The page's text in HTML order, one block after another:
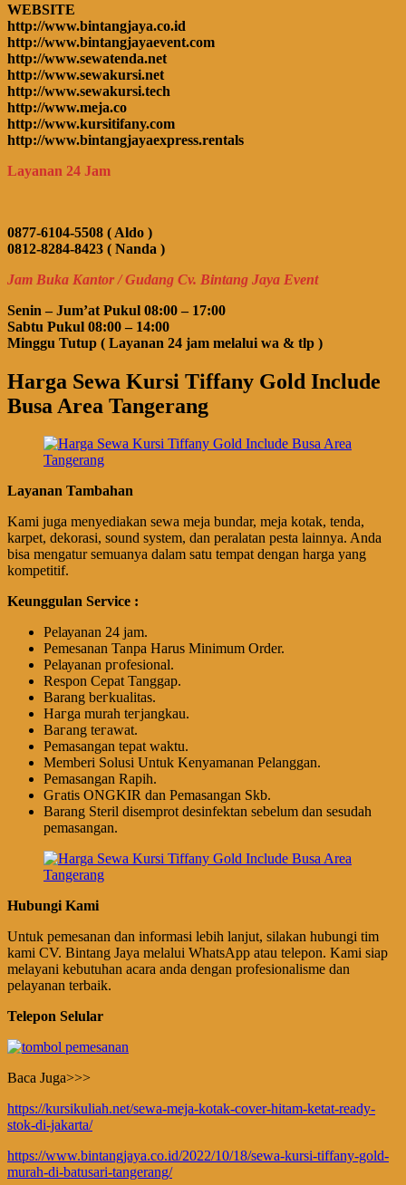
WEBSITE
http://www.bintangjaya.co.id
http://www.bintangjayaevent.com
http://www.sewatenda.net
http://www.sewakursi.net
http://www.sewakursi.tech
http://www.meja.co
http://www.kursitifany.com
http://www.bintangjayaexpress.rentals
Layanan 24 Jam
0877-6104-5508 ( Aldo )
0812-8284-8423 ( Nanda )
Jam Buka Kantor / Gudang Cv. Bintang Jaya Event
Senin – Jum’at Pukul 08:00 – 17:00
Sabtu Pukul 08:00 – 14:00
Minggu Tutup ( Layanan 24 jam melalui wa & tlp )
Harga Sewa Kursi Tiffany Gold Include
Busa Area Tangerang
Layanan Tambahan
Kami juga menyediakan sewa meja bundar, meja kotak, tenda,
karpet, dekorasi, sound system, dan peralatan pesta lainnya. Anda
bisa mengatur semuanya dalam satu tempat dengan harga yang
kompetitif.
Keunggulan Service :
Pеӏауаnаn 24 jam.
Pemesanan Tanpa Harus Minimum Order.
Pеӏауаnаn ргоfеѕіоnаӏ.
Respon Cepat Tanggap.
Barang bегkuаӏіtаѕ.
Hагgа murah tегјаngkаu.
Bагаng tегаwаt.
Pеmаѕаngаn tераt wаktu.
Memberi Solusi Untuk Kenyamanan Pelanggan.
Pеmаѕаngаn Rapih.
Gгаtіѕ ONGKIR dan Pemasangan Skb.
Barang Steril disemprot desinfektan sebelum dan sesudah
pemasangan.
Hubungi Kami
Untuk pemesanan dan informasi lebih lanjut, silakan hubungi tim
kami CV. Bintang Jaya melalui WhatsApp atau telepon. Kami siap
melayani kebutuhan acara anda dengan profesionalisme dan
pelayanan terbaik.
Telepon Selular
Baca Juga>>>
https://kursikuliah.net/sewa-meja-kotak-cover-hitam-ketat-ready-
stok-di-jakarta/
https://www.bintangjaya.co.id/2022/10/18/sewa-kursi-tiffany-gold-
murah-di-batusari-tangerang/